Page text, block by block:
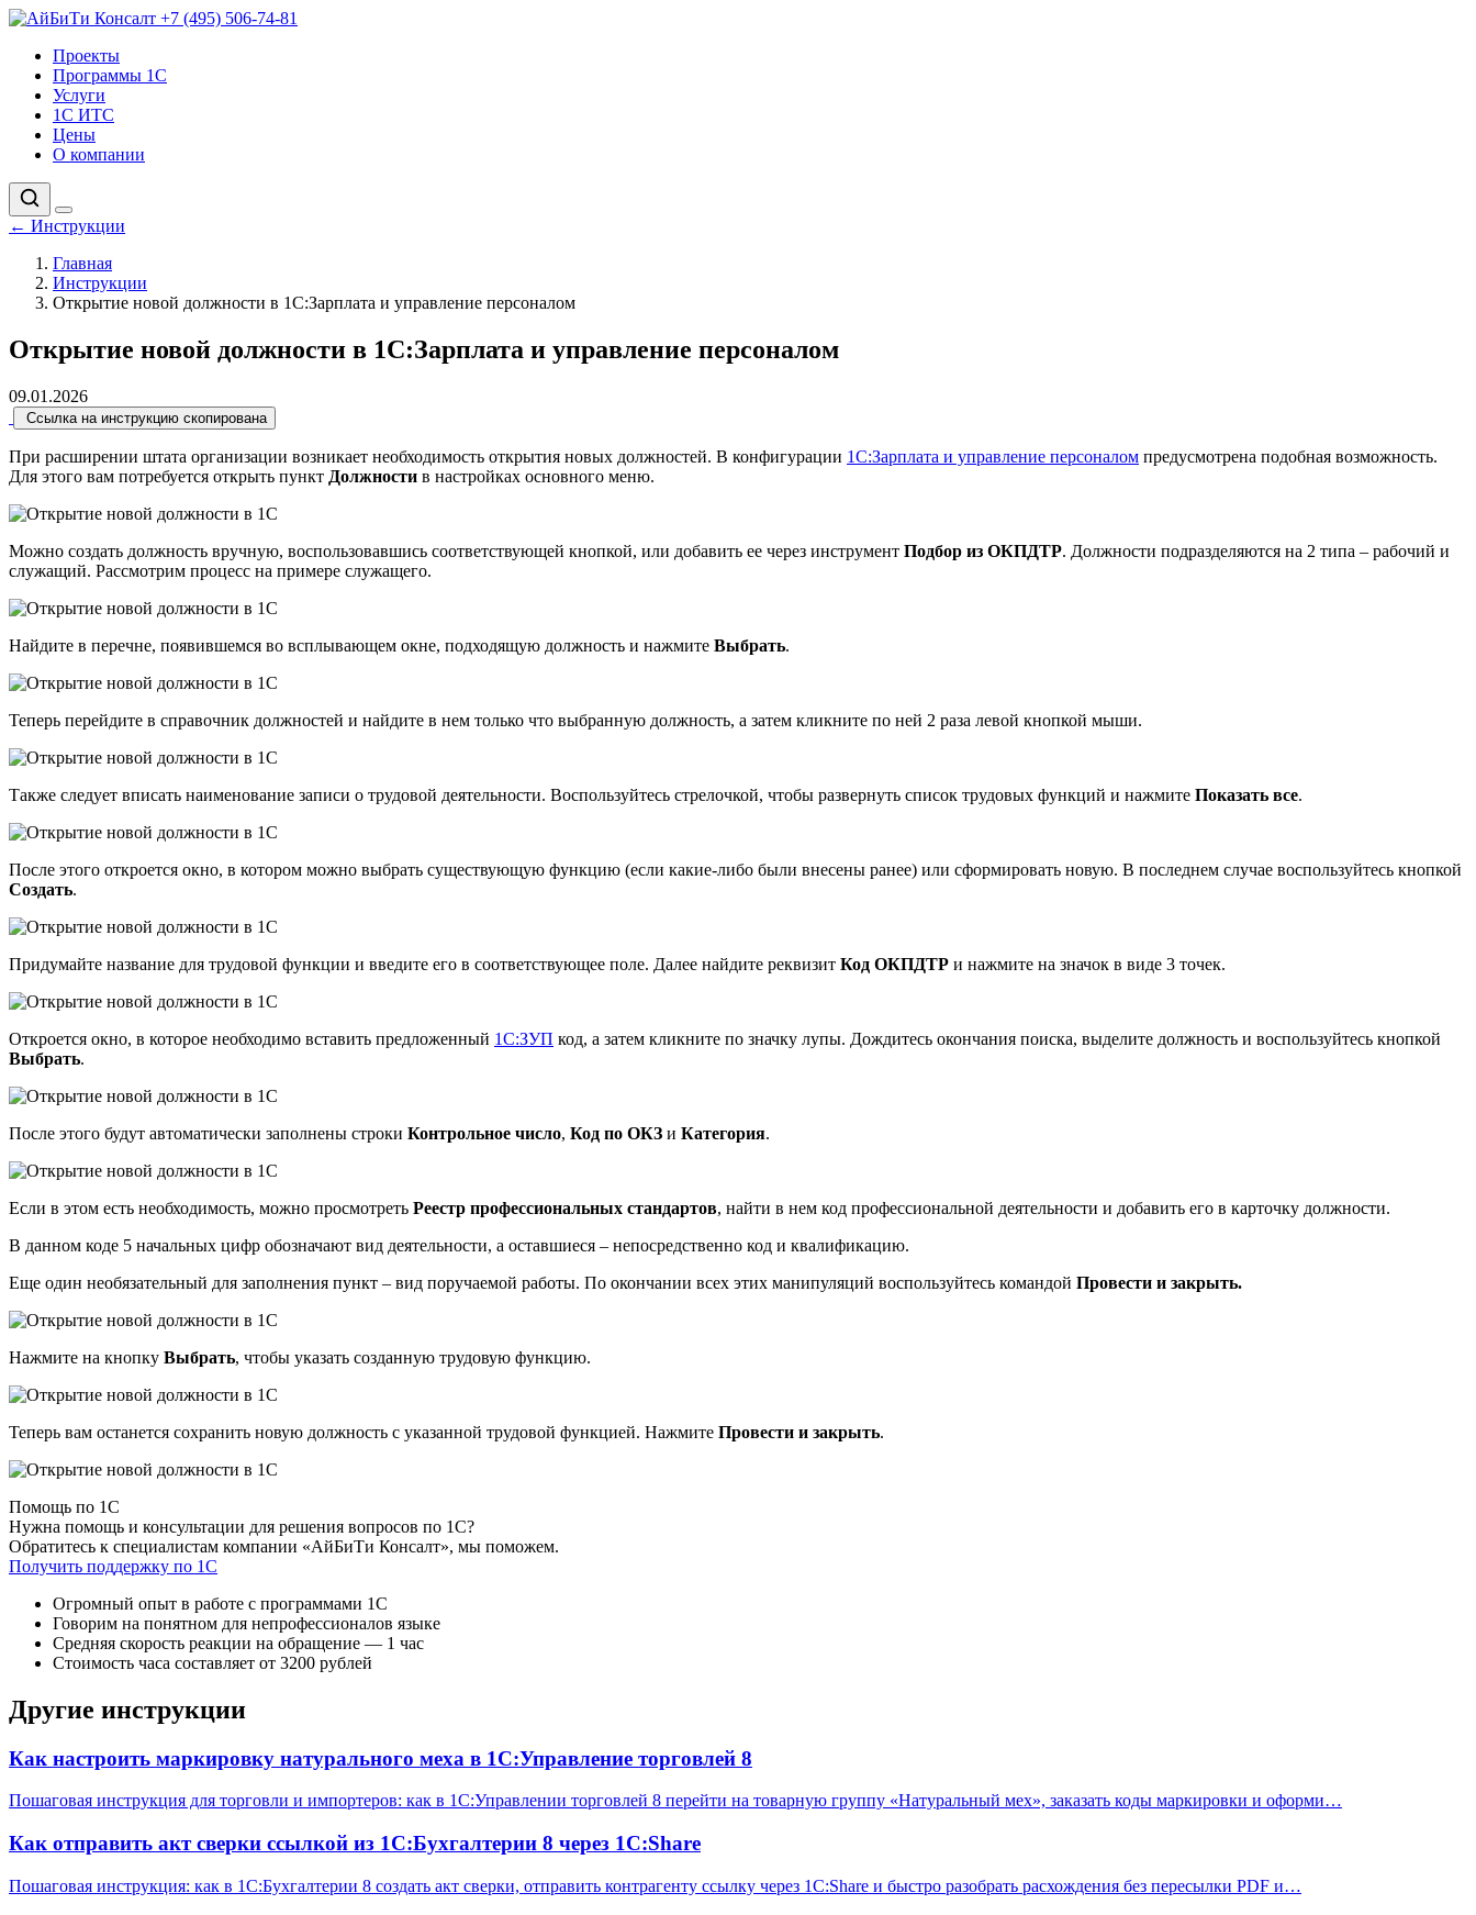
+7 (495) 506-74-81
Проекты
Программы 1С
Услуги
1С ИТС
Цены
О компании
← Инструкции
Главная
Инструкции
Открытие новой должности в 1С:Зарплата и управление персоналом
Открытие новой должности в 1С:Зарплата и управление персоналом
09.01.2026
Ссылка на инструкцию скопирована
При расширении штата организации возникает необходимость открытия новых должностей. В конфигурации 1С:Зарплата и управление персоналом предусмотрена подобная возможность.
Для этого вам потребуется открыть пункт Должности в настройках основного меню.
Можно создать должность вручную, воспользовавшись соответствующей кнопкой, или добавить ее через инструмент Подбор из ОКПДТР. Должности подразделяются на 2 типа – рабочий и
служащий. Рассмотрим процесс на примере служащего.
Найдите в перечне, появившемся во всплывающем окне, подходящую должность и нажмите Выбрать.
Теперь перейдите в справочник должностей и найдите в нем только что выбранную должность, а затем кликните по ней 2 раза левой кнопкой мыши.
Также следует вписать наименование записи о трудовой деятельности. Воспользуйтесь стрелочкой, чтобы развернуть список трудовых функций и нажмите Показать все.
После этого откроется окно, в котором можно выбрать существующую функцию (если какие-либо были внесены ранее) или сформировать новую. В последнем случае воспользуйтесь кнопкой
Создать.
Придумайте название для трудовой функции и введите его в соответствующее поле. Далее найдите реквизит Код ОКПДТР и нажмите на значок в виде 3 точек.
Откроется окно, в которое необходимо вставить предложенный 1С:ЗУП код, а затем кликните по значку лупы. Дождитесь окончания поиска, выделите должность и воспользуйтесь кнопкой
Выбрать.
После этого будут автоматически заполнены строки Контрольное число, Код по ОКЗ и Категория.
Если в этом есть необходимость, можно просмотреть Реестр профессиональных стандартов, найти в нем код профессиональной деятельности и добавить его в карточку должности.
В данном коде 5 начальных цифр обозначают вид деятельности, а оставшиеся – непосредственно код и квалификацию.
Еще один необязательный для заполнения пункт – вид поручаемой работы. По окончании всех этих манипуляций воспользуйтесь командой Провести и закрыть.
Нажмите на кнопку Выбрать, чтобы указать созданную трудовую функцию.
Теперь вам останется сохранить новую должность с указанной трудовой функцией. Нажмите Провести и закрыть.
Помощь по 1С
Нужна помощь и консультации для решения вопросов по 1С?
Обратитесь к специалистам компании «АйБиТи Консалт», мы поможем.
Получить поддержку по 1С
Огромный опыт в работе с программами 1С
Говорим на понятном для непрофессионалов языке
Средняя скорость реакции на обращение — 1 час
Стоимость часа составляет от 3200 рублей
Другие инструкции
Как настроить маркировку натурального меха в 1С:Управление торговлей 8
Пошаговая инструкция для торговли и импортеров: как в 1С:Управлении торговлей 8 перейти на товарную группу «Натуральный мех», заказать коды маркировки и оформи…
Как отправить акт сверки ссылкой из 1С:Бухгалтерии 8 через 1С:Share
Пошаговая инструкция: как в 1С:Бухгалтерии 8 создать акт сверки, отправить контрагенту ссылку через 1С:Share и быстро разобрать расхождения без пересылки PDF и…